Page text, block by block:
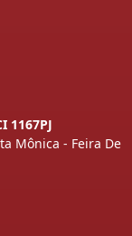
1167PJ
Mônica - Feira De